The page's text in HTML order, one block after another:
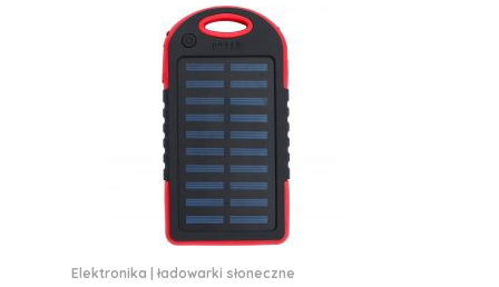
Elektronika ładowarki słoneczne